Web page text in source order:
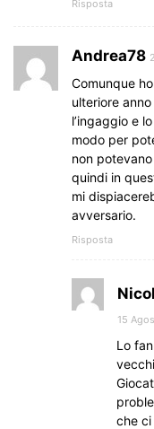
Risposta
Andrea78
Comunque
ulteriore
l’ingaggio e
modo per
non
quindi in
mi
avversario.
Risposta
15
Lo
che